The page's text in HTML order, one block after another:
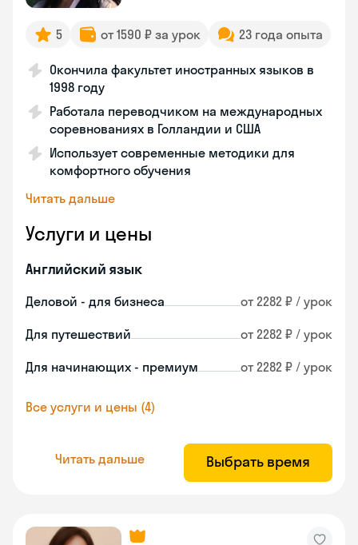
5 от 1590 ₽ за урок 23 года опыта
Окончила факультет иностранных языков в
1998 году
Работала переводчиком на международных
соревнованиях в Голландии и США
Использует современные методики для
комфортного обучения
Читать дальше
Услуги и цены
Английский язык
Деловой - для бизнеса от 2282 ₽ / урок
Для путешествий от 2282 ₽ / урок
Для начинающих - премиум от 2282 ₽ / урок
Все услуги и цены (4)
Читать дальше Выбрать время